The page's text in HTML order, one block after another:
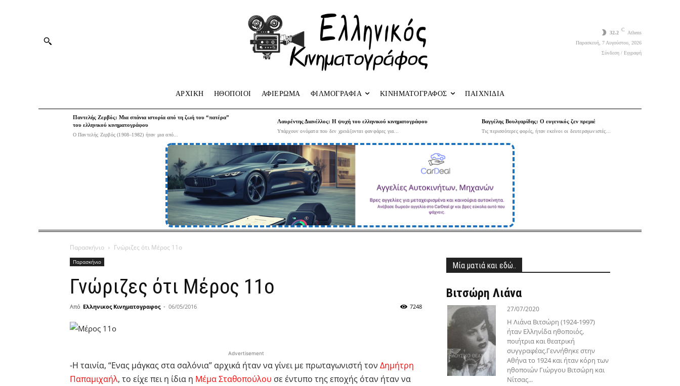
32.2
C
Athens
Παρασκευή, 7 Αυγούστου, 2026
Σύνδεση / Εγγραφή
ΑΡΧΙΚΗ HΘΟΠΟΙΟΙ ΑΦΙΕΡΩΜΑ ΦΙΛΜΟΓΡΑΦΙΑ ΚΙΝΗΜΑΤΟΓΡΑΦΟΣ ΠΑΙΧΝΙΔΙΑ
Παντελής Ζερβός: Μια σπάνια ιστορία από τη ζωή του “πατέρα”
του ελληνικού κινηματογράφου
Ο Παντελής Ζερβός (1908–1982) ήταν μια από...
Λαυρέντης Διανέλλος: Η ψυχή του ελληνικού κινηματογράφου
Υπάρχουν ονόματα που δεν χρειάζονται φανφάρες για...
Βαγγέλης Βουλγαρίδης: Ο ευγενικός ζεν πρεμιέ
Τις περισσότερες φορές, ήταν εκείνοι οι δευτεραγωνιστές...
Παρασκήνιο Γνώριζες ότι Μέρος 11ο
Παρασκήνιο
Γνώριζες ότι Μέρος 11ο
Από Ελληνικος Κινηματογραφος - 06/05/2016 7248
Advertisement
-Η ταινία, “Ενας μάγκας στα σαλόνια” αρχικά ήταν να γίνει με πρωταγωνιστή τον Δημήτρη
Παπαμιχαήλ, το είχε πει η ίδια η Μέμα Σταθοπούλου σε έντυπο της εποχής όταν ήταν να
Μία ματιά και εδώ..
Βιτσώρη Λιάνα
27/07/2020
Η Λιάνα Βιτσώρη (1924-1997)
ήταν Ελληνίδα ηθοποιός,
ποιήτρια και θεατρική
συγγραφέας.Γεννήθηκε στην
Αθήνα το 1924 και ήταν κόρη των
ηθοποιών Γιώργου Βιτσώρη και
Νίτσας...